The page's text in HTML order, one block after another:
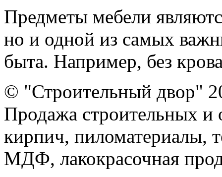
Предметы мебели
но и одной из самых
быта. Например, без
© "Строительный двор"
Продажа строительных и
кирпич, пиломатериалы,
МДФ, лакокрасочная